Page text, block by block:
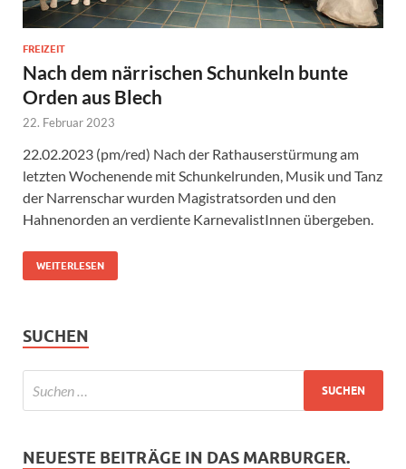
FREIZEIT
Nach dem närrischen Schunkeln bunte
Orden aus Blech
22. Februar 2023
22.02.2023 (pm/red) Nach der Rathauserstürmung am
letzten Wochenende mit Schunkelrunden, Musik und Tanz
der Narrenschar wurden Magistratsorden und den
Hahnenorden an verdiente KarnevalistInnen übergeben.
WEITERLESEN
SUCHEN
NEUESTE BEITRÄGE IN DAS MARBURGER.